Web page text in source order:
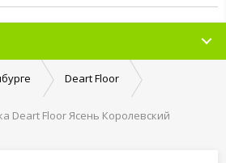
Deart Floor
Deart Floor Ясень Королевский